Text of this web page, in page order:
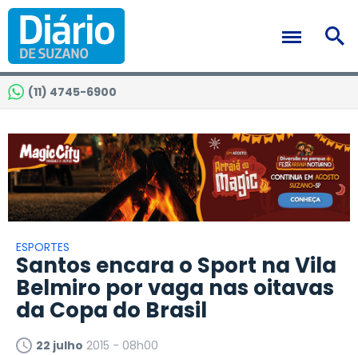
(11) 4745-6900
ESPORTES
Santos encara o Sport na Vila
Belmiro por vaga nas oitavas
da Copa do Brasil
22 julho 2015 - 08h00